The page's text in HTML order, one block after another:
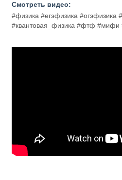
Смотреть видео:
#физика #егэфизика #огэфизика
#квантовая_физика #фтф